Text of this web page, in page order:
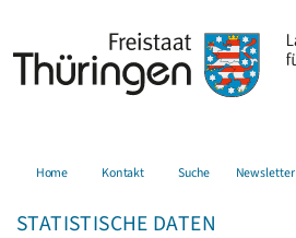
Home Kontakt Suche Newsletter
STATISTISCHE DATEN